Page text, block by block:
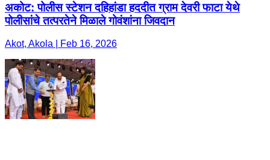
अकोट: पोलीस स्टेशन दहिहांडा हददीत ग्राम देवरी फाटा येथे
पोलीसांचे तत्परतेने मिळाले गोवंशांना जिवदान
Akot, Akola | Feb 16, 2026